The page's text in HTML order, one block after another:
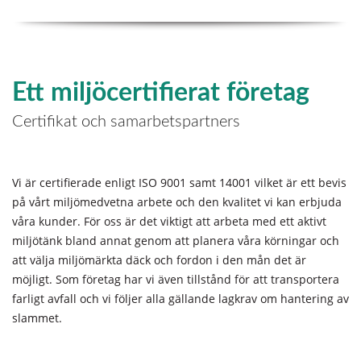
Ett miljöcertifierat företag
Certifikat och samarbetspartners
Vi är certifierade enligt ISO 9001 samt 14001 vilket är ett bevis
på vårt miljömedvetna arbete och den kvalitet vi kan erbjuda
våra kunder. För oss är det viktigt att arbeta med ett aktivt
miljötänk bland annat genom att planera våra körningar och
att välja miljömärkta däck och fordon i den mån det är
möjligt. Som företag har vi även tillstånd för att transportera
farligt avfall och vi följer alla gällande lagkrav om hantering av
slammet.